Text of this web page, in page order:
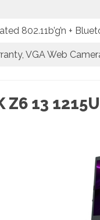
802.11b’g’n +
VGA Web
Z6 13